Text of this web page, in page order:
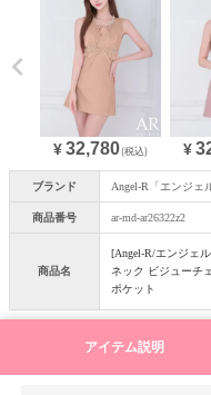
¥32,780(税込) ¥
ブランド Angel-R「エンジェ
商品番号 ar-md-ar26322z2
商品名
[Angel-R/エンジェ
ネック ビジューチ
ポケット
アイテム説明